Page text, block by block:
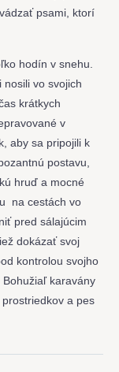
psami, ktorí
hodín v snehu.
nosili vo svojich
krátkych
v
aby sa pripojili k
postavu,
hruď a mocné
na cestách vo
pred sálajúcim
dokázať svoj
kontrolou svojho
karavány
a pes